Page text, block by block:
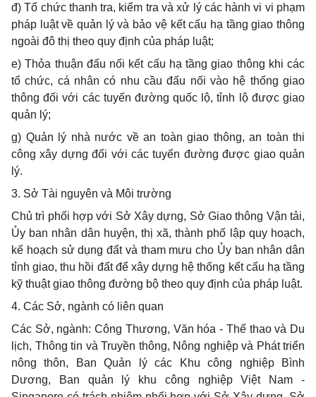
đ) Tổ chức thanh tra, kiểm tra và xử lý các hành vi vi phạm
pháp luật về quản lý và bảo vệ kết cấu hạ tầng giao thông
ngoài đô thị theo quy định của pháp luật;
e) Thỏa thuận đấu nối kết cấu hạ tầng giao thông khi các
tổ chức, cá nhâncó nhu cầu đấu nối vào hệ thống giao
thông đối với các tuyến đường quốc lộ, tỉnh lộ được giao
quản lý;
g) Quản lý nhà nước về an toàn giao thông, an toàn thi
công xây dựng đối với các tuyến đường được giao quản
lý.
3. Sở Tài nguyên và Môi trường
Chủ trì phối hợp với Sở Xây dựng, Sở Giao thông Vận tải,
Ủy ban nhân dân huyện, thị xã, thành phố lập quy hoạch,
kế hoạch sử dụng đất và tham mưu cho Ủy ban nhân dân
tỉnh giao, thu hồi đất để xây dựng hệ thống kết cấu hạ tầng
kỹ thuật giao thông đường bộ theo quy định của pháp luật.
4. Các Sở, ngành có liên quan
Các Sở, ngành: Công Thương, Văn hóa - Thể thao và Du
lịch, Thông tin và Truyền thông, Nông nghiệp và Phát triển
nông thôn, Ban Quản lý các Khu công nghiệp Bình
Dương, Ban quản lý khu công nghiệp Việt Nam -